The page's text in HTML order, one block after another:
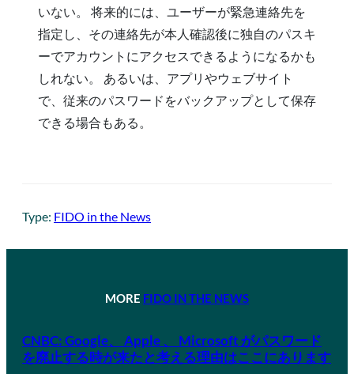
いない。 将来的には、ユーザーが緊急連絡先を
指定し、その連絡先が本人確認後に独自のパスキ
ーでアカウントにアクセスできるようになるかも
しれない。 あるいは、アプリやウェブサイト
で、従来のパスワードをバックアップとして保存
できる場合もある。
Type: FIDO in the News
MORE FIDO IN THE NEWS
CNBC: Google、 Apple 、 Microsoft がパスワード
を廃止する時が来たと考える理由はここにあります